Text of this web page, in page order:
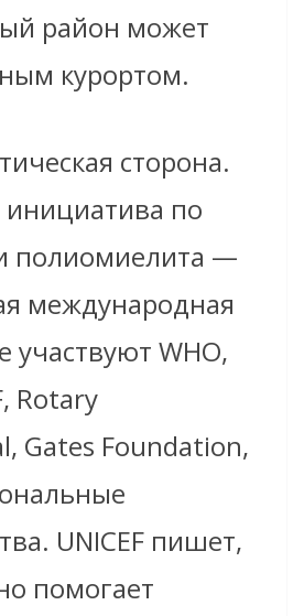
район может
курортом.
сторона.
инициатива по
полиомиелита —
международная
участвуют WHO,
Rotary
Gates Foundation,
UNICEF пишет,
помогает